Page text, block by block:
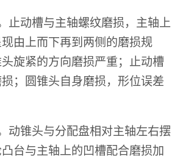
止动槽与主轴螺纹磨损，主轴上
由上而下再到两侧的磨损规
旋紧的方向磨损严重；止动槽
；圆锥头自身磨损，形位误差
动锥头与分配盘相对主轴左右摆
台与主轴上的凹槽配合磨损加